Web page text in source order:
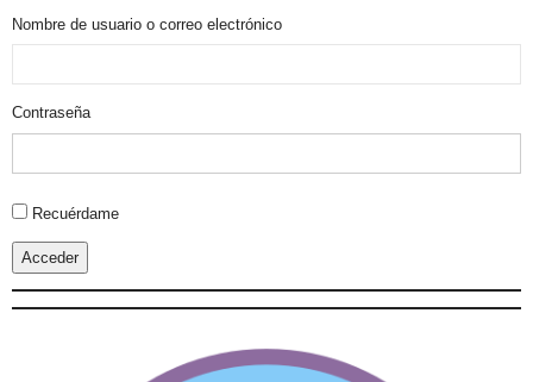
Nombre de usuario o correo electrónico
Contraseña
Alternative:
Recuérdame
Acceder